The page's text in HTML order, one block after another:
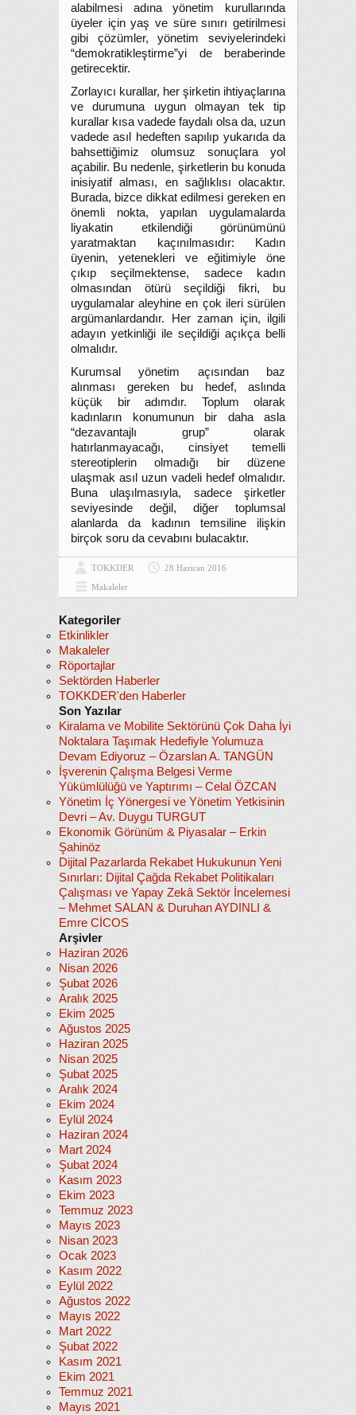
alabilmesi adına yönetim kurullarında
üyeler için yaş ve süre sınırı getirilmesi
gibi çözümler, yönetim seviyelerindeki
“demokratikleştirme”yi de beraberinde
getirecektir.
Zorlayıcı kurallar, her şirketin ihtiyaçlarına
ve durumuna uygun olmayan tek tip
kurallar kısa vadede faydalı olsa da, uzun
vadede asıl hedeften sapılıp yukarıda da
bahsettiğimiz olumsuz sonuçlara yol
açabilir. Bu nedenle, şirketlerin bu konuda
inisiyatif alması, en sağlıklısı olacaktır.
Burada, bizce dikkat edilmesi gereken en
önemli nokta, yapılan uygulamalarda
liyakatin etkilendiği görünümünü
yaratmaktan kaçınılmasıdır: Kadın
üyenin, yetenekleri ve eğitimiyle öne
çıkıp seçilmektense, sadece kadın
olmasından ötürü seçildiği fikri, bu
uygulamalar aleyhine en çok ileri sürülen
argümanlardandır. Her zaman için, ilgili
adayın yetkinliği ile seçildiği açıkça belli
olmalıdır.
Kurumsal yönetim açısından baz
alınması gereken bu hedef, aslında
küçük bir adımdır. Toplum olarak
kadınların konumunun bir daha asla
“dezavantajlı grup” olarak
hatırlanmayacağı, cinsiyet temelli
stereotiplerin olmadığı bir düzene
ulaşmak asıl uzun vadeli hedef olmalıdır.
Buna ulaşılmasıyla, sadece şirketler
seviyesinde değil, diğer toplumsal
alanlarda da kadının temsiline ilişkin
birçok soru da cevabını bulacaktır.
TOKKDER
28 Haziran 2016
Makaleler
Kategoriler
Etkinlikler
Makaleler
Röportajlar
Sektörden Haberler
TOKKDER'den Haberler
Son Yazılar
Kiralama ve Mobilite Sektörünü Çok Daha İyi
Noktalara Taşımak Hedefiyle Yolumuza
Devam Ediyoruz – Özarslan A. TANGÜN
İşverenin Çalışma Belgesi Verme
Yükümlülüğü ve Yaptırımı – Celal ÖZCAN
Yönetim İç Yönergesi ve Yönetim Yetkisinin
Devri – Av. Duygu TURGUT
Ekonomik Görünüm & Piyasalar – Erkin
Şahinöz
Dijital Pazarlarda Rekabet Hukukunun Yeni
Sınırları: Dijital Çağda Rekabet Politikaları
Çalışması ve Yapay Zekâ Sektör İncelemesi
– Mehmet SALAN & Duruhan AYDINLI &
Emre CİCOS
Arşivler
Haziran 2026
Nisan 2026
Şubat 2026
Aralık 2025
Ekim 2025
Ağustos 2025
Haziran 2025
Nisan 2025
Şubat 2025
Aralık 2024
Ekim 2024
Eylül 2024
Haziran 2024
Mart 2024
Şubat 2024
Kasım 2023
Ekim 2023
Temmuz 2023
Mayıs 2023
Nisan 2023
Ocak 2023
Kasım 2022
Eylül 2022
Ağustos 2022
Mayıs 2022
Mart 2022
Şubat 2022
Kasım 2021
Ekim 2021
Temmuz 2021
Mayıs 2021